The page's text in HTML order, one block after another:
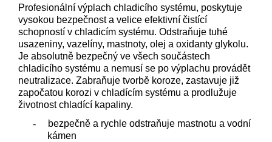
Profesionální výplach chladicího systému, poskytuje
vysokou bezpečnost a velice efektivní čistící
schopností v chladicím systému. Odstraňuje tuhé
usazeniny, vazelíny, mastnoty, olej a oxidanty glykolu.
Je absolutně bezpečný ve všech součástech
chladicího systému a nemusí se po výplachu provádět
neutralizace. Zabraňuje tvorbě koroze, zastavuje již
započatou korozi v chladícím systému a prodlužuje
životnost chladící kapaliny.
-
bezpečně a rychle odstraňuje mastnotu a vodní
kámen